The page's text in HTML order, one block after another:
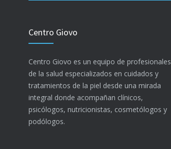
Centro Giovo
Centro Giovo es un equipo de profesionales
de la salud especializados en cuidados y
tratamientos de la piel desde una mirada
integral donde acompañan clínicos,
psicólogos, nutricionistas, cosmetólogos y
podólogos.